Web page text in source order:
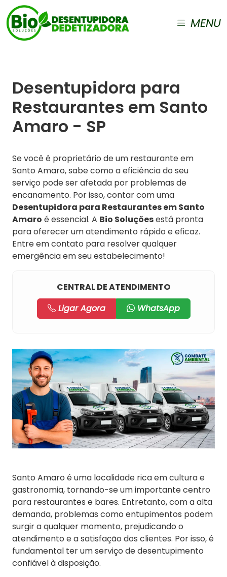
MENU
Desentupidora para
Restaurantes em Santo
Amaro - SP
Se você é proprietário de um restaurante em
Santo Amaro, sabe como a eficiência do seu
serviço pode ser afetada por problemas de
encanamento. Por isso, contar com uma
Desentupidora para Restaurantes em Santo
Amaro é essencial. A Bio Soluçõesestá pronta
para oferecer um atendimento rápido e eficaz.
Entre em contato para resolver qualquer
emergência em seu estabelecimento!
CENTRAL DE ATENDIMENTO
Ligar Agora
WhatsApp
Santo Amaro é uma localidade rica em cultura e
gastronomia, tornando-se um importante centro
para restaurantes e bares. Entretanto, com a alta
demanda, problemas como entupimentos podem
surgir a qualquer momento, prejudicando o
atendimento e a satisfação dos clientes. Por isso, é
fundamental ter um serviço de desentupimento
confiável à disposição.